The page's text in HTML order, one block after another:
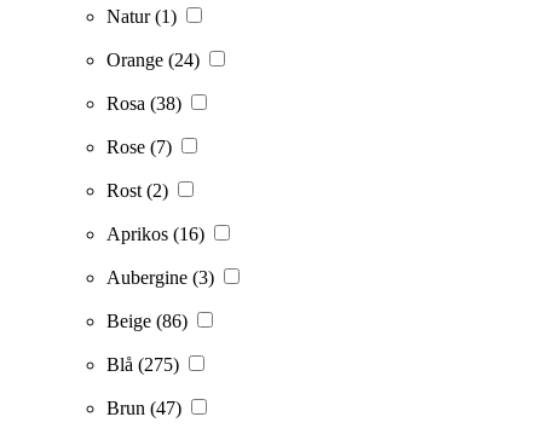
Natur(1)
Orange (24)
Rosa (38)
Rose (7)
Rost (2)
Aprikos (16)
Aubergine (3)
Beige (86)
Blå (275)
Brun (47)